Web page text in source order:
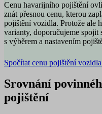
Cenu havarijního pojištění
znát přesnou cenu, kterou
pojištění vozidla. Protože ale
varianty, doporučujeme spojit
s výběrem a nastavením
Spočítat cenu pojištění vozidla
Srovnání
pojištění